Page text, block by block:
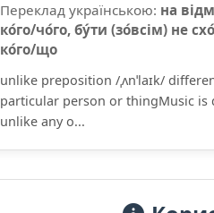
Переклад українською: на
ко́го/чо́го, бу́ти (зо́всім) не
ко́го/що
unlike preposition /ˌʌnˈlaɪk/
particular person or thingMusic is
unlike any o...